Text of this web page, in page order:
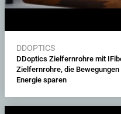
DDOPTICS
DDoptics Zielfernrohre mit
Zielfernrohre, die
Energie sparen